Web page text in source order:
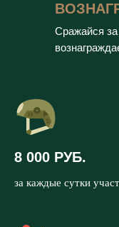
Сражайся
8 000 РУБ.
за каждые сутки